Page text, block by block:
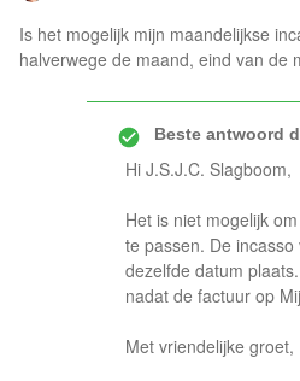
Is het mogelijk mijn maandelijkse
halverwege de maand, eind van de
Beste antwoord
Hi J.S.J.C. Slagboom,
Het is niet mogelijk
te passen. De
dezelfde datum
nadat de factuur op
Met vriendelijke groet,